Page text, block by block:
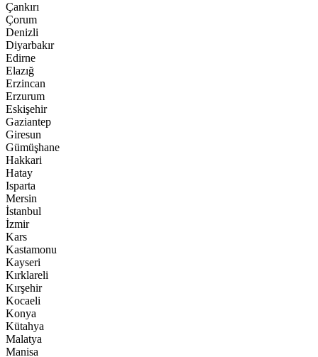
Çankırı
Çorum
Denizli
Diyarbakır
Edirne
Elazığ
Erzincan
Erzurum
Eskişehir
Gaziantep
Giresun
Gümüşhane
Hakkari
Hatay
Isparta
Mersin
İstanbul
İzmir
Kars
Kastamonu
Kayseri
Kırklareli
Kırşehir
Kocaeli
Konya
Kütahya
Malatya
Manisa